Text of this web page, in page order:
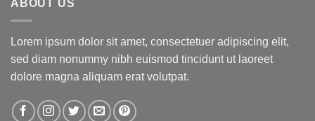
ABOUT US
Lorem ipsum dolor sit amet, consectetuer adipiscing elit,
sed diam nonummy nibh euismod tincidunt ut laoreet
dolore magna aliquam erat volutpat.